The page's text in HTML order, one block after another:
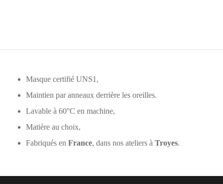
Masque certifié UNS1,
Maintien par anneaux derrière les oreilles.
Lavable à 60°C en machine,
Matière au choix,
Fabriqués en France, dans nos ateliers à Troyes.